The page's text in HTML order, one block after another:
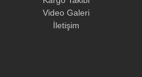
Video Galeri
İletişim